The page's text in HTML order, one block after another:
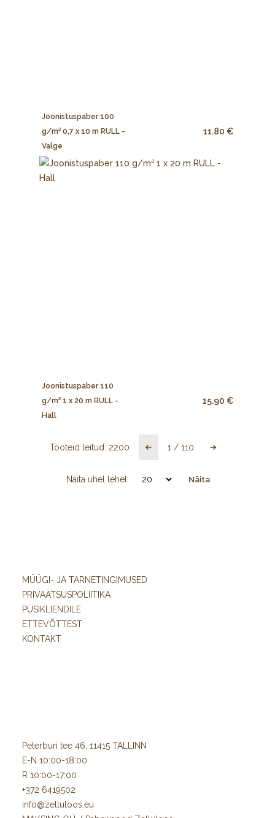
Joonistuspaber 100
g/m² 0,7 x 10 m RULL -
Valge
11.80 €
Joonistuspaber 110
g/m² 1 x 20 m RULL -
Hall
15.90 €
Tooteid leitud: 2200 1 / 110
Näita ühel lehel: Näita
MÜÜGI- JA TARNETINGIMUSED
PRIVAATSUSPOLIITIKA
PÜSIKLIENDILE
ETTEVÕTTEST
KONTAKT
Peterburi tee 46, 11415 TALLINN
E-N 10:00-18:00
R 10:00-17:00
+372 6419502
info@zelluloos.eu